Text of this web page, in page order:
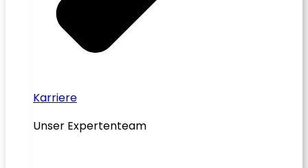
Karriere
Unser Expertenteam